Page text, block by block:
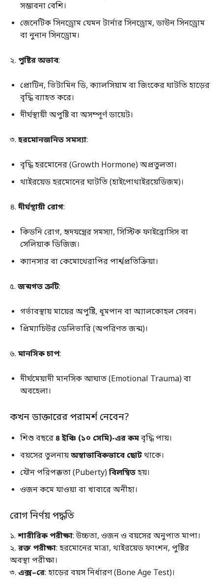
সম্ভাবনা বেশি।
জেনেটিক সিনড্রোম যেমন টার্নার সিনড্রোম, ডাউন সিনড্রোম
বা নুনান সিনড্রোম।
২. পুষ্টির অভাব:
প্রোটিন, ভিটামিন ডি, ক্যালসিয়াম বা জিংকের ঘাটতি হাড়ের
বৃদ্ধি ব্যাহত করে।
দীর্ঘস্থায়ী অপুষ্টি বা অসম্পূর্ণ ডায়েট।
৩. হরমোনজনিত সমস্যা:
বৃদ্ধি হরমোনের (Growth Hormone) অপ্রতুলতা।
থাইরয়েড হরমোনের ঘাটতি (হাইপোথাইরয়েডিজম)।
৪. দীর্ঘস্থায়ী রোগ:
কিডনি রোগ, হৃদযন্ত্রের সমস্যা, সিস্টিক ফাইব্রোসিস বা
সেলিয়াক ডিজিজ।
ক্যানসার বা কেমোথেরাপির পার্শ্বপ্রতিক্রিয়া।
৫. জন্মগত ত্রুটি:
গর্ভাবস্থায় মায়ের অপুষ্টি, ধূমপান বা অ্যালকোহল সেবন।
প্রিম্যাচিউর ডেলিভারি (অপরিণত জন্ম)।
৬. মানসিক চাপ:
দীর্ঘমেয়াদী মানসিক আঘাত (Emotional Trauma) বা
অবহেলা।
কখন ডাক্তারের পরামর্শ নেবেন?
শিশু বছরে ৪ ইঞ্চি (১০ সেমি)-এর কমবৃদ্ধি পায়।
বয়সের তুলনায়অস্বাভাবিকভাবে ছোটথাকে।
যৌন পরিপক্কতা (Puberty)বিলম্বিতহয়।
ওজন কমে যাওয়া বা খাবারে অনীহা।
রোগ নির্ণয় পদ্ধতি
১. শারীরিক পরীক্ষা: উচ্চতা, ওজন ও বয়সের অনুপাত মাপা।
২. রক্ত পরীক্ষা: হরমোনের মাত্রা, থাইরয়েড ফাংশন, পুষ্টির
অবস্থা পরীক্ষা।
৩. এক্স–রে: হাড়ের বয়স নির্ধারণ (Bone Age Test)।